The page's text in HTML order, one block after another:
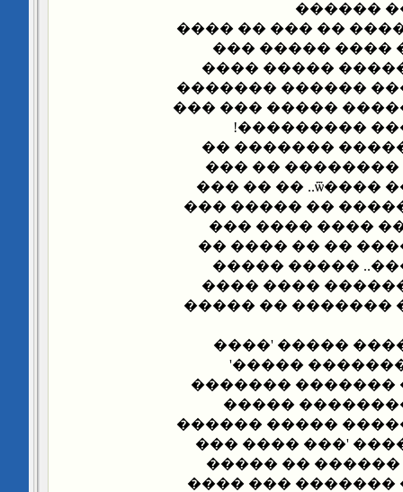
�������
��������.. ����
��� �� �����
���� ��� �����
�� ��������
������ �����
��� ����
����� �� ���
������� ������
����� ����� ���� ����ѿ.. �� �� ���
�� ������� ��
�����.. ���
������ ������
����� �����
������ ��� ��
�� �� ���� �����
��� ���� �����
�����' �����
�������� �� ���
���������
���� �������
���� ����� ��
���� ����
�������� �� ���